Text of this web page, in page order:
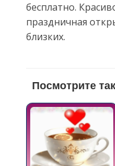
бесплатно.
праздничная
близких.
Посмотрите